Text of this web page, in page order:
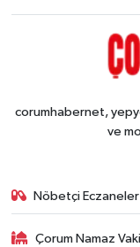
corumhabernet,
ve
Nöbetçi Eczaneler
Çorum Namaz